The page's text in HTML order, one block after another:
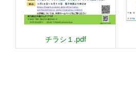
チラシ１.pdf